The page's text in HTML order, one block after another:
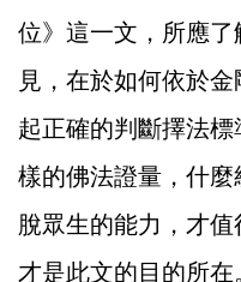
位》這一文，所應
見，在於如何依於
起正確的判斷擇法
樣的佛法證量，什
脫眾生的能力，才
才是此文的目的所